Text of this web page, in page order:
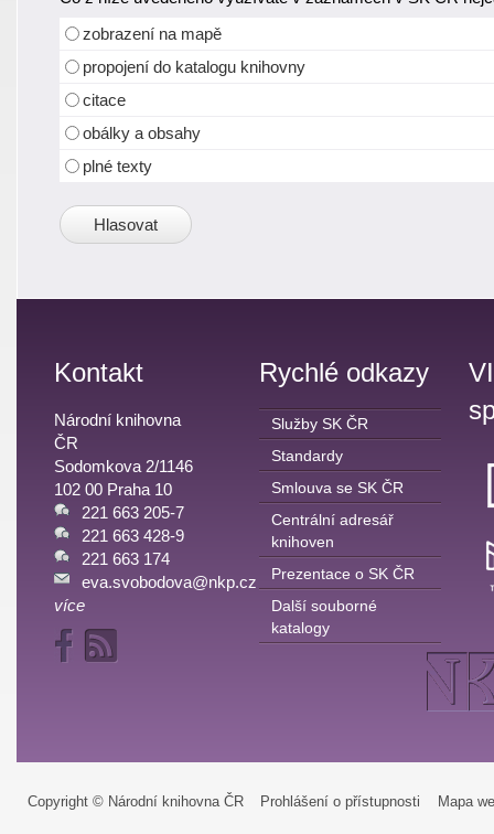
zobrazení na mapě
propojení do katalogu knihovny
citace
obálky a obsahy
plné texty
Kontakt
Národní knihovna
ČR
Sodomkova 2/1146
102 00 Praha 10
221 663 205-7
221 663 428-9
221 663 174
eva.svobodova@nkp.cz
více
Rychlé odkazy
Služby SK ČR
Standardy
Smlouva se SK ČR
Centrální adresář
knihoven
Prezentace o SK ČR
Další souborné
katalogy
Copyright © Národní knihovna ČR Prohlášení o přístupnosti Mapa